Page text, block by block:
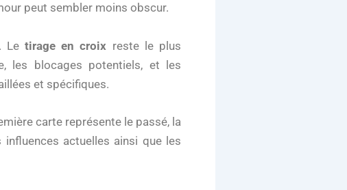
peut sembler moins obscur.
Letirage en croix reste le plus
les blocages potentiels, et les
et spécifiques.
carte représente le passé, la
actuelles ainsi que les